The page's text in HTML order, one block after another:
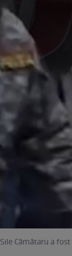
Sile Cămătaru a